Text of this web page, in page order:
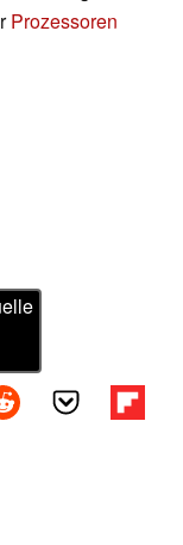
Prozessoren